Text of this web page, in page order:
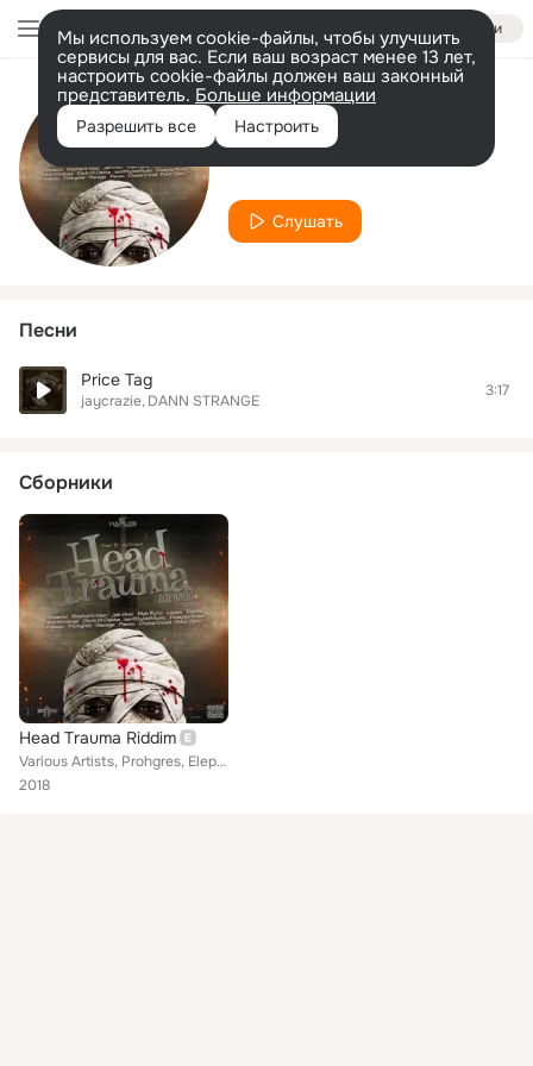
Войти
Мы используем cookie-файлы, чтобы улучшить
сервисы для вас. Если ваш возраст менее 13 лет,
настроить cookie-файлы должен ваш законный
представитель. Больше информации
Разрешить все Настроить
Исполнитель
DANN STRANGE
Слушать
Песни
Price Tag
jaycrazie DANN STRANGE
3:17
Сборники
Head Trauma Riddim
Various Artists, Prohgres, Elephant Man, Laden, Kalado, Flexxx, Demarco, Dwayne Rose, Blak Ryno, Darrio, Savage, JayCrazie, Chas...
2018